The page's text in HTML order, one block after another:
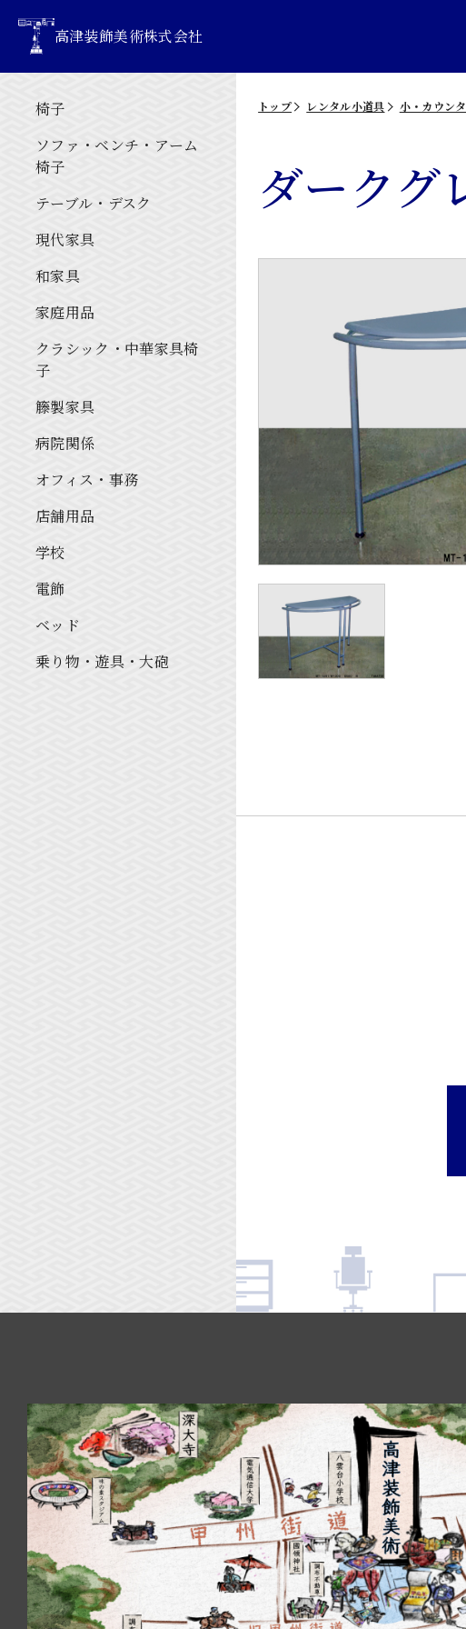
高津装飾美術株式会社
椅子
ソファ・ベンチ・アーム
椅子
テーブル・デスク
現代家具
和家具
家庭用品
クラシック・中華家具椅
子
籐製家具
病院関係
オフィス・事務
店舗用品
学校
電飾
ベッド
乗り物・遊具・大砲
トップ レンタル小道具 小・カウン
ダークグ